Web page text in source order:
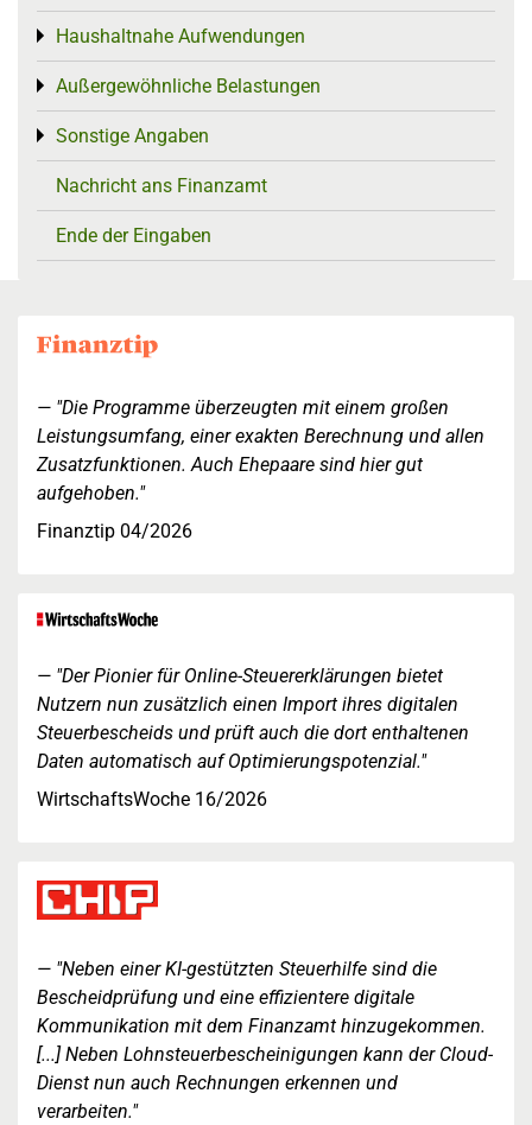
Haushaltnahe Aufwendungen
Toggle menu
Außergewöhnliche Belastungen
Toggle menu
Sonstige Angaben
Toggle menu
Nachricht ans Finanzamt
Ende der Eingaben
"Die Programme überzeugten mit einem großen
Leistungsumfang, einer exakten Berechnung und allen
Zusatzfunktionen. Auch Ehepaare sind hier gut
aufgehoben."
Finanztip 04/2026
"Der Pionier für Online-Steuererklärungen bietet
Nutzern nun zusätzlich einen Import ihres digitalen
Steuerbescheids und prüft auch die dort enthaltenen
Daten automatisch auf Optimierungspotenzial."
WirtschaftsWoche 16/2026
"Neben einer KI-gestützten Steuerhilfe sind die
Bescheidprüfung und eine effizientere digitale
Kommunikation mit dem Finanzamt hinzugekommen.
[...] Neben Lohnsteuerbescheinigungen kann der Cloud-
Dienst nun auch Rechnungen erkennen und
verarbeiten."